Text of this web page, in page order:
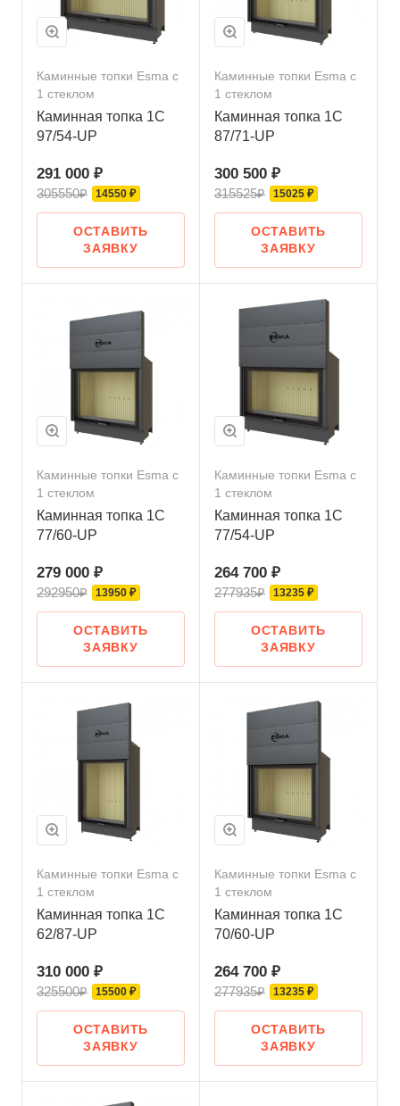
Каминные топки Esma с
1 стеклом
Каминная топка 1C
97/54-UP
291 000 ₽
305550₽ 14550 ₽
ОСТАВИТЬ
ЗАЯВКУ
Каминные топки Esma с
1 стеклом
Каминная топка 1C
87/71-UP
300 500 ₽
315525₽ 15025 ₽
ОСТАВИТЬ
ЗАЯВКУ
Каминные топки Esma с
1 стеклом
Каминная топка 1C
77/60-UP
279 000 ₽
292950₽ 13950 ₽
ОСТАВИТЬ
ЗАЯВКУ
Каминные топки Esma с
1 стеклом
Каминная топка 1C
77/54-UP
264 700 ₽
277935₽ 13235 ₽
ОСТАВИТЬ
ЗАЯВКУ
Каминные топки Esma с
1 стеклом
Каминная топка 1С
62/87-UP
310 000 ₽
325500₽ 15500 ₽
ОСТАВИТЬ
ЗАЯВКУ
Каминные топки Esma с
1 стеклом
Каминная топка 1С
70/60-UP
264 700 ₽
277935₽ 13235 ₽
ОСТАВИТЬ
ЗАЯВКУ